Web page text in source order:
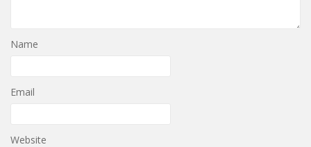
Name
Email
Website